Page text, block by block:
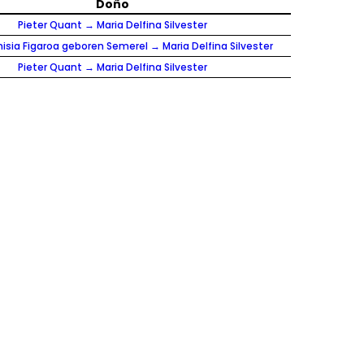
Doño
Pieter Quant → Maria Delfina Silvester
Figaroa geboren Semerel → Maria Delfina Silvester
Pieter Quant → Maria Delfina Silvester